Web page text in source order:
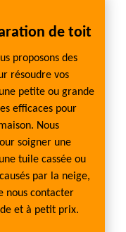
de toit
proposons des
résoudre vos
petite ou grande
efficaces pour
Nous
soigner une
tuile cassée ou
par la neige,
nous contacter
et à petit prix.